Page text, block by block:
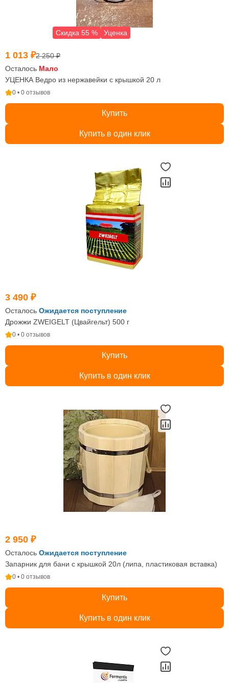
Скидка 55 % Уценка
1 013 ₽2 250 ₽
Осталось Мало
УЦЕНКА Ведро из нержавейки с крышкой 20 л
0 • 0 отзывов
Купить
Купить в один клик
3 490 ₽
Осталось Ожидается поступление
Дрожжи ZWEIGELT (Цвайгельт) 500 г
0 • 0 отзывов
Купить
Купить в один клик
2 950 ₽
Осталось Ожидается поступление
Запарник для бани с крышкой 20л (липа, пластиковая вставка)
0 • 0 отзывов
Купить
Купить в один клик